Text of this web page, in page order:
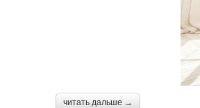
читать дальше →